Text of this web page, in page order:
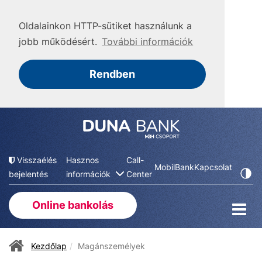
Oldalainkon HTTP-sütiket használunk a
jobb működésért. További információk
Rendben
Visszaélés
bejelentés
Hasznos
információk
Call-
Center
MobilBankKapcsolat
Online bankolás
Kezdőlap Magánszemélyek